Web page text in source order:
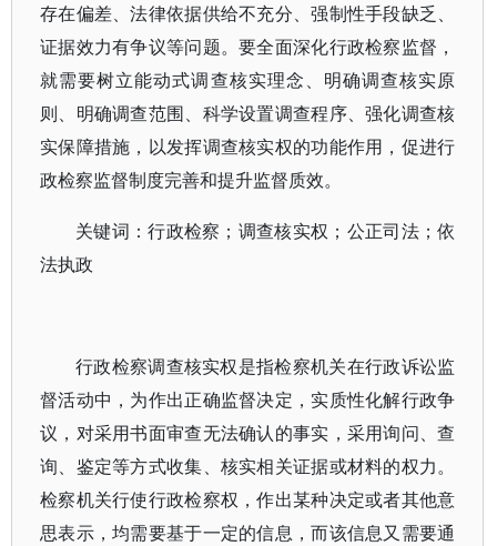
存在偏差、法律依据供给不充分、强制性手段缺乏、
证据效力有争议等问题。要全面深化行政检察监督，
就需要树立能动式调查核实理念、明确调查核实原
则、明确调查范围、科学设置调查程序、强化调查核
实保障措施，以发挥调查核实权的功能作用，促进行
政检察监督制度完善和提升监督质效。
关键词：行政检察；调查核实权；公正司法；依
法执政
行政检察调查核实权是指检察机关在行政诉讼监
督活动中，为作出正确监督决定，实质性化解行政争
议，对采用书面审查无法确认的事实，采用询问、查
询、鉴定等方式收集、核实相关证据或材料的权力。
检察机关行使行政检察权，作出某种决定或者其他意
思表示，均需要基于一定的信息，而该信息又需要通